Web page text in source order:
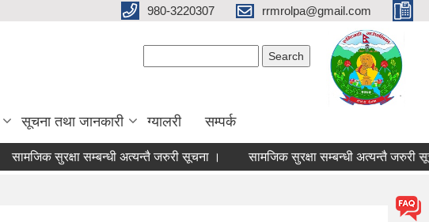
980-3220307 rrmrolpa@gmail.com
सूचना तथा जानकारी ग्यालरी सम्पर्क
सामजिक सुरक्षा सम्बन्धी अत्यन्तै जरुरी सूचना । सामजिक सुरक्षा सम्बन्धी अत्यन्तै जरुरी